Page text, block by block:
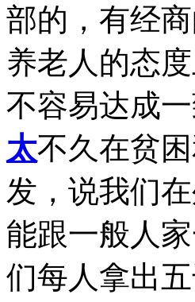
部的，有经
养老人的态
不容易达成
太不久在贫
发，说我们
能跟一般人
们每人拿出